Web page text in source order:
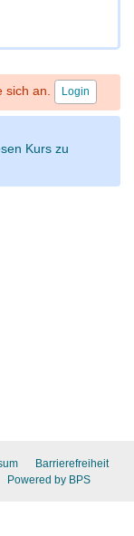
sich an. Login
Kurs zu
Barrierefreiheit
Powered by BPS